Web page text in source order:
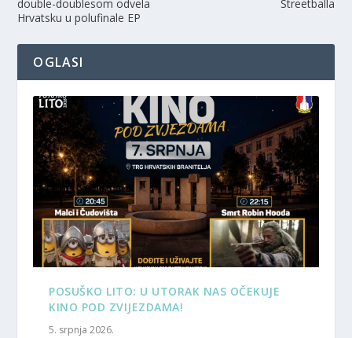
double-doublesom odvela
Hrvatsku u polufinale EP
Streetballa
OGLASI
POSUŠKO LITO: U UTORAK NAS OČEKUJE
KINO POD ZVIJEZDAMA!
5. srpnja 2026.